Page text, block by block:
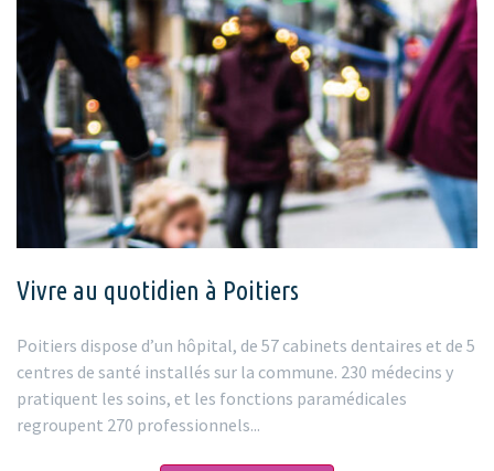
Vivre au quotidien à Poitiers
Poitiers dispose d’un hôpital, de 57 cabinets dentaires et de 5
centres de santé installés sur la commune. 230 médecins y
pratiquent les soins, et les fonctions paramédicales
regroupent 270 professionnels...